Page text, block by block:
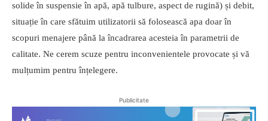
solide în suspensie în apă, apă tulbure, aspect de rugină) și debit,
situație în care sfătuim utilizatorii să folosească apa doar în
scopuri menajere până la încadrarea acesteia în parametrii de
calitate. Ne cerem scuze pentru inconvenientele provocate și vă
mulțumim pentru înțelegere.
Publicitate